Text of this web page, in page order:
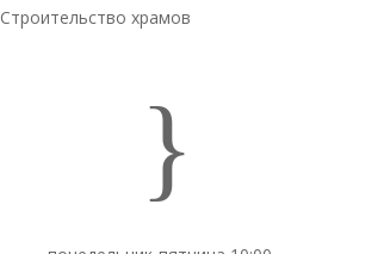
Строительство храмов
}